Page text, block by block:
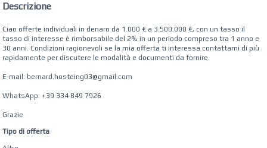
Descrizione
Ciao offerte individuali in denaro da 1.000 € a 3.500.000 €, con un tasso il
tasso di interesse è rimborsabile del 2% in un periodo compreso tra 1 anno e
30 anni. Condizioni ragionevoli se la mia offerta ti interessa contattami di più
rapidamente per discutere le modalità e documenti da fornire.
E-mail: bernard.hosteing03@gmail.com
WhatsApp: +39 334 849 7926
Grazie
Tipo di offerta